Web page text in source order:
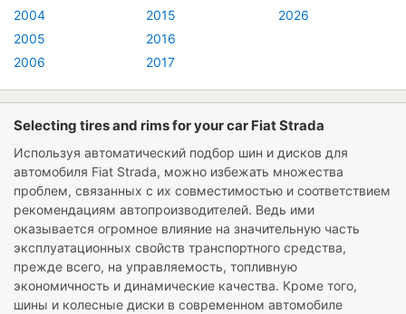
2004
2005
2006
2015
2016
2017
2026
Selecting tires and rims for your car Fiat Strada
Используя автоматический подбор шин и дисков для
автомобиля Fiat Strada, можно избежать множества
проблем, связанных с их совместимостью и соответствием
рекомендациям автопроизводителей. Ведь ими
оказывается огромное влияние на значительную часть
эксплуатационных свойств транспортного средства,
прежде всего, на управляемость, топливную
экономичность и динамические качества. Кроме того,
шины и колесные диски в современном автомобиле